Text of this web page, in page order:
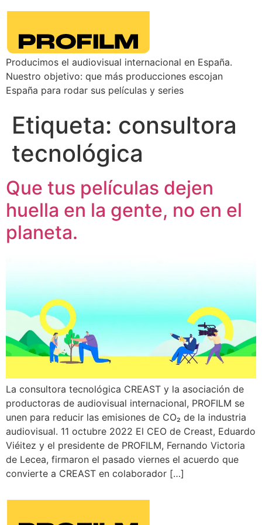
Producimos el audiovisual internacional en España.
Nuestro objetivo: que más producciones escojan
España para rodar sus películas y series
Etiqueta: consultora
tecnológica
Que tus películas dejen
huella en la gente, no en el
planeta.
La consultora tecnológica CREAST y la asociación de
productoras de audiovisual internacional, PROFILM se
unen para reducir las emisiones de CO₂ de la industria
audiovisual. 11 octubre 2022 El CEO de Creast, Eduardo
Viéitez y el presidente de PROFILM, Fernando Victoria
de Lecea, firmaron el pasado viernes el acuerdo que
convierte a CREAST en colaborador […]